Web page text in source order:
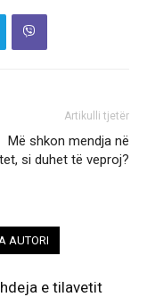
Artikulli tjetër
Më shkon mendja në
si duhet të veproj?
AUTORI
e tilavetit